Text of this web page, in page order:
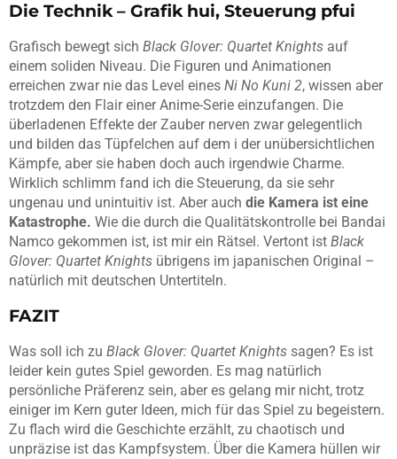
Die Technik – Grafik hui, Steuerung pfui
Grafisch bewegt sich Black Glover: Quartet Knights auf
einem soliden Niveau. Die Figuren und Animationen
erreichen zwar nie das Level eines Ni No Kuni 2, wissen aber
trotzdem den Flair einer Anime-Serie einzufangen. Die
überladenen Effekte der Zauber nerven zwar gelegentlich
und bilden das Tüpfelchen auf dem i der unübersichtlichen
Kämpfe, aber sie haben doch auch irgendwie Charme.
Wirklich schlimm fand ich die Steuerung, da sie sehr
ungenau und unintuitiv ist. Aber auch die Kamera ist eine
Katastrophe. Wie die durch die Qualitätskontrolle bei Bandai
Namco gekommen ist, ist mir ein Rätsel. Vertont ist Black
Glover: Quartet Knights übrigens im japanischen Original –
natürlich mit deutschen Untertiteln.
FAZIT
Was soll ich zu Black Glover: Quartet Knights sagen? Es ist
leider kein gutes Spiel geworden. Es mag natürlich
persönliche Präferenz sein, aber es gelang mir nicht, trotz
einiger im Kern guter Ideen, mich für das Spiel zu begeistern.
Zu flach wird die Geschichte erzählt, zu chaotisch und
unpräzise ist das Kampfsystem. Über die Kamera hüllen wir